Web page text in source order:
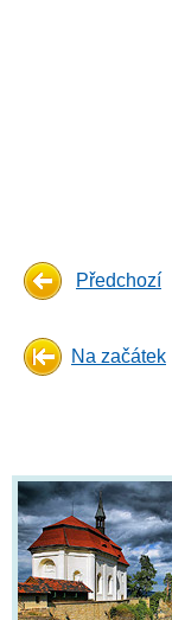
Předchozí
Na začátek